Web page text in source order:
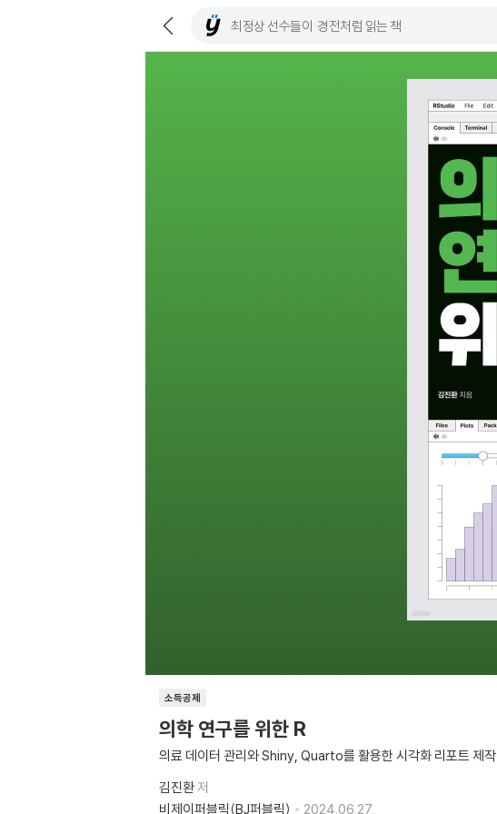
소득공제
의학 연구를 위한 R
의료 데이터 관리와 Shiny, Quarto를 활용한 시각화 리포트 제작
김진환저
비제이퍼블릭(BJ퍼블릭)
2024.06.27.